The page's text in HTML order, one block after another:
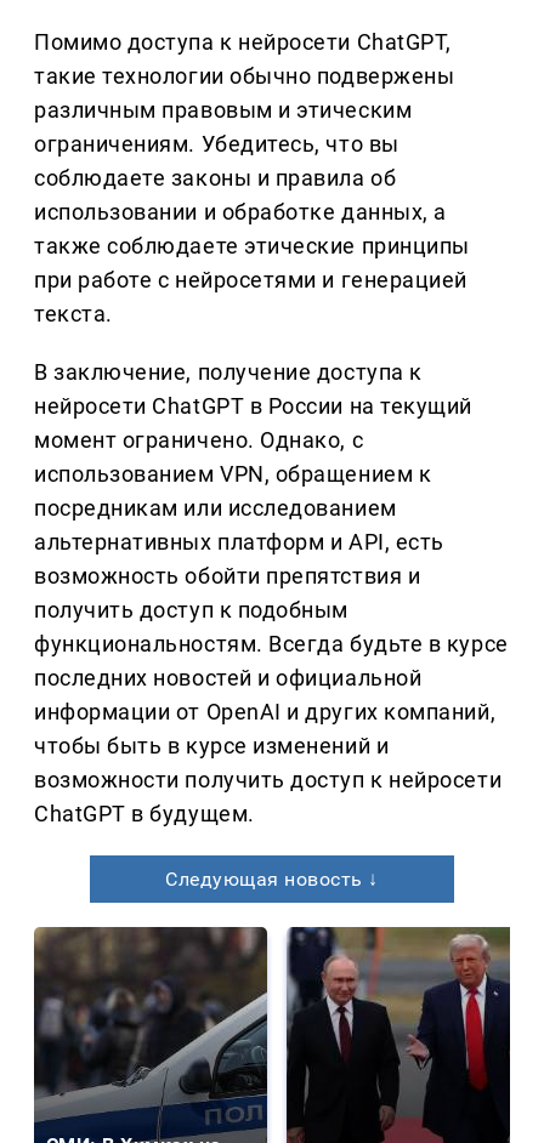
Помимо доступа к нейросети ChatGPT,
такие технологии обычно подвержены
различным правовым и этическим
ограничениям. Убедитесь, что вы
соблюдаете законы и правила об
использовании и обработке данных, а
также соблюдаете этические принципы
при работе с нейросетями и генерацией
текста.
В заключение, получение доступа к
нейросети ChatGPT в России на текущий
момент ограничено. Однако, с
использованием VPN, обращением к
посредникам или исследованием
альтернативных платформ и API, есть
возможность обойти препятствия и
получить доступ к подобным
функциональностям. Всегда будьте в курсе
последних новостей и официальной
информации от OpenAI и других компаний,
чтобы быть в курсе изменений и
возможности получить доступ к нейросети
ChatGPT в будущем.
Следующая новость ↓